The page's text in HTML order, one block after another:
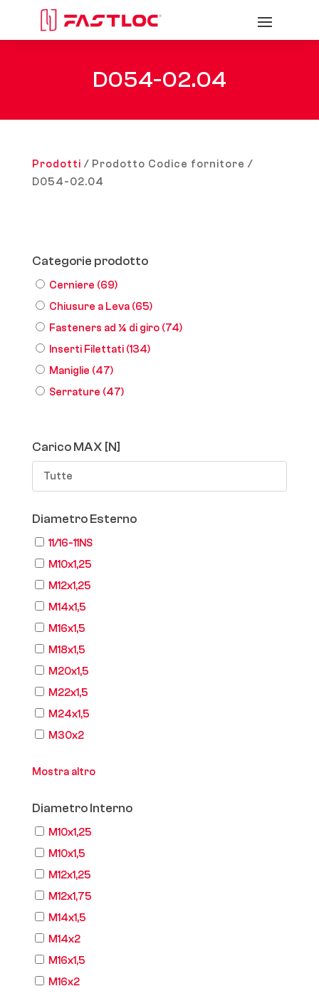
D054-02.04
Prodotti / Prodotto Codice fornitore /
D054-02.04
Categorie prodotto
Cerniere (69)
Chiusure a Leva (65)
Fasteners ad ¼ di giro (74)
Inserti Filettati (134)
Maniglie (47)
Serrature (47)
Carico MAX [N]
Tutte
Diametro Esterno
11/16-11NS
M10x1,25
M12x1,25
M14x1,5
M16x1,5
M18x1,5
M20x1,5
M22x1,5
M24x1,5
M30x2
Mostra altro
Diametro Interno
M10x1,25
M10x1,5
M12x1,25
M12x1,75
M14x1,5
M14x2
M16x1,5
M16x2